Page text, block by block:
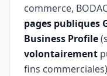
commerce,
pages publiques
Business Profile
volontairement
fins